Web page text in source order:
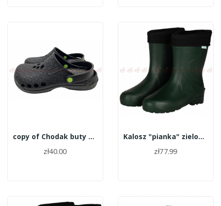
copy of Chodak buty A001-M roz.41
zł40.00
Kalosz "pianka" zielony roz.46
zł77.99